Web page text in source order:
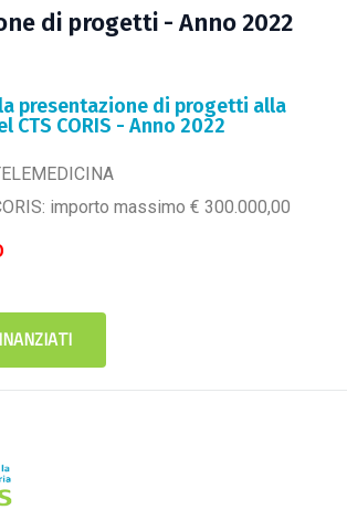
di progetti - Anno 2022
presentazione di progetti alla
CTS CORIS - Anno 2022
importo massimo € 300.000,00